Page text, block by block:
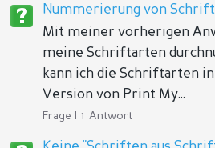
Nummerierung von
Mit meiner vorherigen
meine Schriftarten
kann ich die Schriftarten
Version von Print My...
Frage | 1 Antwort